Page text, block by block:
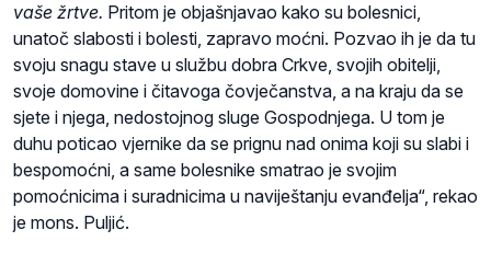
vaše žrtve. Pritom je objašnjavao kako su bolesnici,
unatoč slabosti i bolesti, zapravo moćni. Pozvao ih je da tu
svoju snagu stave u službu dobra Crkve, svojih obitelji,
svoje domovine i čitavoga čovječanstva, a na kraju da se
sjete i njega, nedostojnog sluge Gospodnjega. U tom je
duhu poticao vjernike da se prignu nad onima koji su slabi i
bespomoćni, a same bolesnike smatrao je svojim
pomoćnicima i suradnicima u naviještanju evanđelja“, rekao
je mons. Puljić.